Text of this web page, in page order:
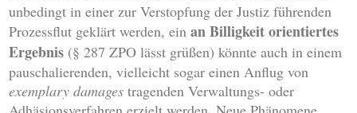
unbedingt in einer zur Verstopfung der Justiz führenden
Prozessflut geklärt werden, einan Billigkeit orientiertes
Ergebnis (§ 287 ZPO lässt grüßen) könnte auch in einem
pauschalierenden, vielleicht sogar einen Anflug von
exemplary damages tragenden Verwaltungs- oder